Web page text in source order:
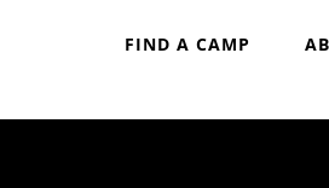
FIND A CAMP